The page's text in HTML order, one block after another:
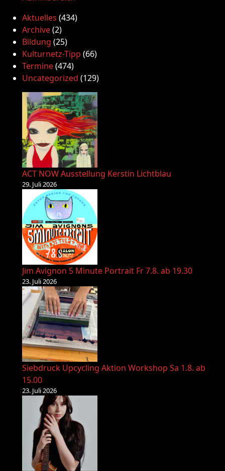
Aktuelles (434)
Archive(2)
Bildung (25)
Kulturnetz-Tipp (66)
Termine(474)
Uncategorized (129)
ACT NOW Ausstellung Kerstin Lichtblau
29. Juli 2026
Jim Avignon 5 Minute Portrait Fr 7.8. ab 19.30
23. Juli 2026
Siebdruck Upcycling Aktion Workshop Sa 1.8. ab
15.00
23. Juli 2026